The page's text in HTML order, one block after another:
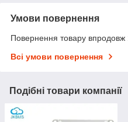
Умови повернення
Повернення товару впродовж
Всі умови повернення
Подібні товари компанії